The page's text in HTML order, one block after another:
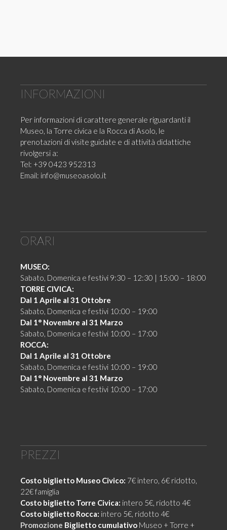
INFORMAZIONI
Per informazioni di carattere generale riguardanti il
Museo, la Torre civica e la Rocca di Asolo, le
prenotazioni di visite guidate e di attività didattiche
rivolgersi a:
Tel: +39 0423 952313
Email: info@museoasolo.it
ORARI
MUSEO:
Sabato, Domenica e festivi 9:30 – 12:30 | 15:00 – 18:00
TORRE CIVICA:
Dal 1 Aprile al 31 Ottobre
Sabato, Domenica e festivi 10:00 – 19:00
Dal 1° Novembre al 31 Marzo
Sabato, Domenica e festivi 10:00 – 17:00
ROCCA:
Dal 1 Aprile al 31 Ottobre
Sabato, Domenica e festivi 10:00 – 19:00
Dal 1° Novembre al 31 Marzo
Sabato, Domenica e festivi 10:00 – 17:00
PREZZI
Costo biglietto Museo Civico: 7€ intero, 6€ ridotto,
22€ famiglia
Costo biglietto Torre Civica: intero 5€, ridotto 4€
Costo biglietto Rocca: intero 5€, ridotto 4€
Promozione Biglietto cumulativo Museo + Torre +